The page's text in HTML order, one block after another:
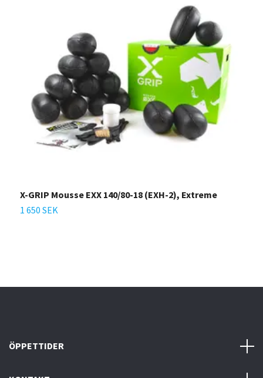
X-GRIP Mousse EXX 140/80-18 (EXH-2), Extreme
1 650 SEK
ÖPPETTIDER